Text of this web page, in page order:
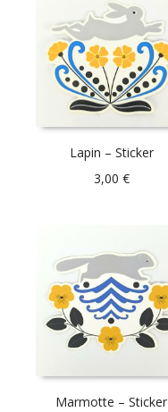
Lapin – Sticker
3,00 €
Marmotte – Sticker